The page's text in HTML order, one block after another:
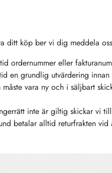
ditt köp ber vi dig meddela
ordernummer eller
en grundlig utvärdering
måste vara ny och i säljbart
inte är giltig skickar vi
betalar alltid returfrakten vid